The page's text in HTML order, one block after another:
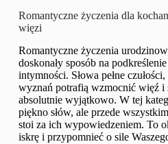
Romantyczne życzenia dla
więzi
Romantyczne życzenia
doskonały sposób na
intymności. Słowa pełne
wyznań potrafią wzmocnić więź i
absolutnie wyjątkowo. W tej
piękno słów, ale przede
stoi za ich wypowiedzeniem. To
iskrę i przypomnieć o sile